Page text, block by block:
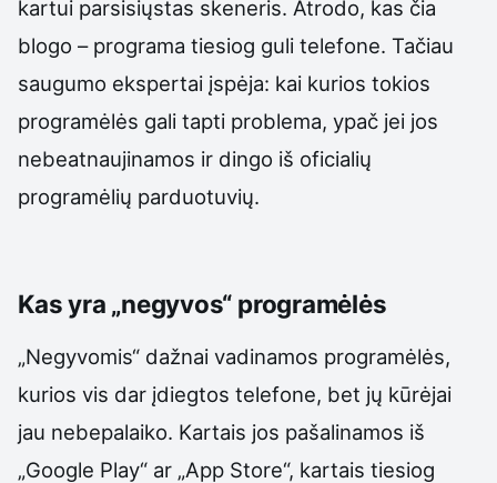
kartui parsisiųstas skeneris. Atrodo, kas čia
blogo – programa tiesiog guli telefone. Tačiau
saugumo ekspertai įspėja: kai kurios tokios
programėlės gali tapti problema, ypač jei jos
nebeatnaujinamos ir dingo iš oficialių
programėlių parduotuvių.
Kas yra „negyvos“ programėlės
„Negyvomis“ dažnai vadinamos programėlės,
kurios vis dar įdiegtos telefone, bet jų kūrėjai
jau nebepalaiko. Kartais jos pašalinamos iš
„Google Play“ ar „App Store“, kartais tiesiog